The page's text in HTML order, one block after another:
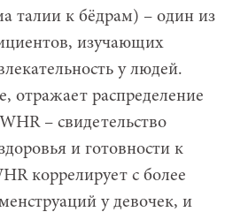
талии к бёдрам) – один из
изучающих
у людей.
отражает распределение
– свидетельство
и готовности к
коррелирует с более
у девочек, и